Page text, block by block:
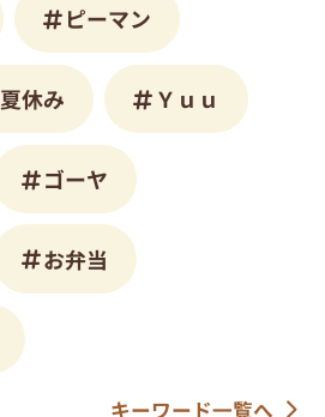
ピーマン
夏休み Ｙｕｕ
ゴーヤ
お弁当
キーワード一覧へ